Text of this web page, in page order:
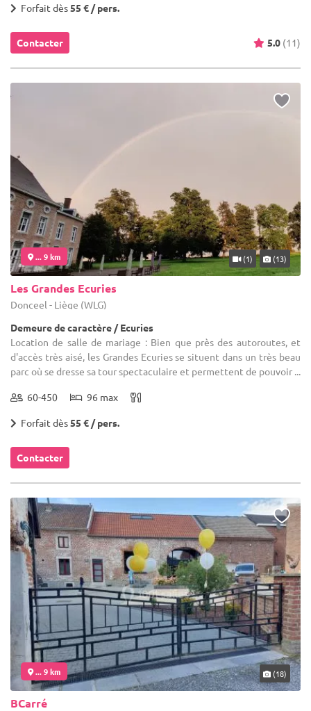
Forfait dès55 € / pers.
Contacter 5.0 (11)
... 9 km (1) (13)
Les Grandes Ecuries
Donceel - Liège (WLG)
Demeure de caractère / Ecuries
Location de salle de mariage : Bien que près des autoroutes, et
d'accès très aisé, les Grandes Ecuries se situent dans un très beau
parc où se dresse sa tour spectaculaire et permettent de pouvoir ...
60-450 96 max
Forfait dès55 € / pers.
Contacter
... 9 km (18)
BCarré